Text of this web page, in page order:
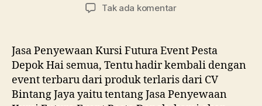
artikel
Tak ada komentarpada
Kursi
Futura
Event
Pesta
Depok
Jasa Penyewaan Kursi Futura Event Pesta
Depok Hai semua, Tentu hadir kembali dengan
event terbaru dari produk terlaris dari CV
Bintang Jaya yaitu tentang Jasa Penyewaan